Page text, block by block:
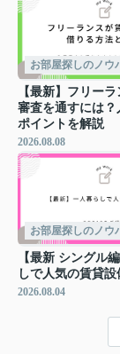
お部屋探しのノウ
【最新】フリー
審査を通すには
ポイントを解説
2026.08.08
お部屋探しのノウ
【最新 シングル
しで人気の賃貸設
2026.08.04